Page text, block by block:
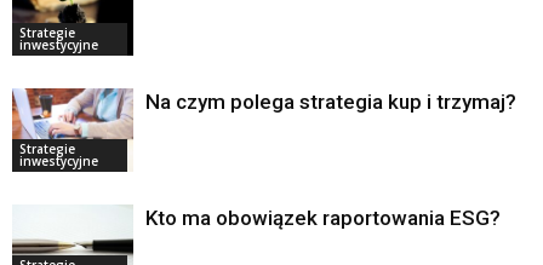
Strategie
inwestycyjne
Strategie
inwestycyjne
Na czym polega strategia kup i trzymaj?
Kto ma obowiązek raportowania ESG?